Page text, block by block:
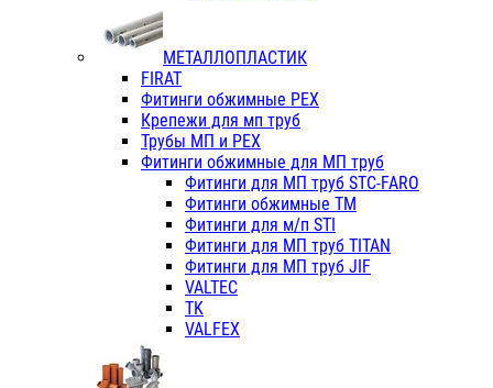
МЕТАЛЛОПЛАСТИК
FIRAT
Фитинги обжимные PEX
Крепежи для мп труб
Трубы МП и PEX
Фитинги обжимные для МП труб
Фитинги для МП труб STC-FARO
Фитинги обжимные ТМ
Фитинги для м/п STI
Фитинги для МП труб TITAN
Фитинги для МП труб JIF
VALTEC
TK
VALFEX